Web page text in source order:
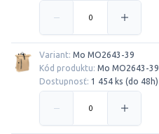
Variant: Mo MO2643-39
Kód produktu: Mo MO2643-39
Dostupnosť: 1 454 ks (do 48h)